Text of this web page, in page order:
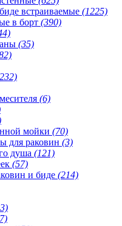
встраиваемые (1225)
в борт (390)
(35)
(6)
мойки (70)
для раковин (3)
душа (121)
(57)
и биде (214)